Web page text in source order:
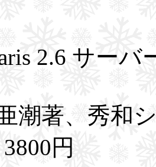
2.6 サー
潮著、秀和
円